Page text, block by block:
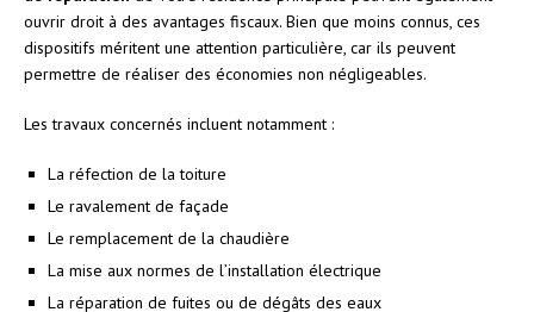
ouvrir droit à des avantages fiscaux. Bien que moins connus, ces
dispositifs méritent une attention particulière, car ils peuvent
permettre de réaliser des économies non négligeables.
Les travaux concernés incluent notamment :
La réfection de la toiture
Le ravalement de façade
Le remplacement de la chaudière
La mise aux normes de l’installation électrique
La réparation de fuites ou de dégâts des eaux